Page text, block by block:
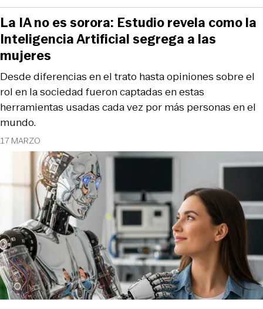
17 MARZO
Desde diferencias en el trato hasta opiniones sobre el
rol en la sociedad fueron captadas en estas
herramientas usadas cada vez por más personas en el
mundo.
La IA no es sorora: Estudio revela como la
Inteligencia Artificial segrega a las
mujeres